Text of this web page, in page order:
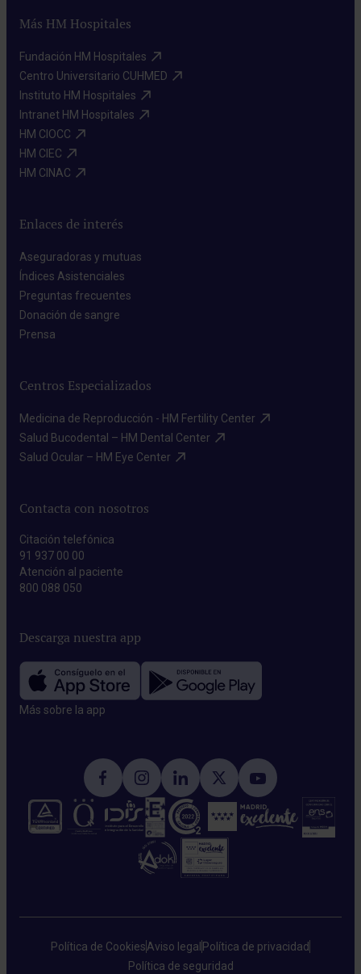
Más HM Hospitales
Fundación HM Hospitales​
Centro Universitario CUHMED​
Instituto HM Hospitales​
Intranet HM Hospitales​
HM CIOCC​
HM CIEC​
HM CINAC​
Enlaces de interés
Aseguradoras y mutuas​
Índices Asistenciales​
Preguntas frecuentes​
Donación de sangre​
Prensa​
Centros Especializados
Medicina de Reproducción - HM Fertility Center​
Salud Bucodental – HM Dental Center​
Salud Ocular – HM Eye Center​
Contacta con nosotros
Citación telefónica
91 937 00 00
Atención al paciente
800 088 050
Descarga nuestra app
Más sobre la app​
Política de CookiesAviso legal Política de privacidad
Política de seguridad